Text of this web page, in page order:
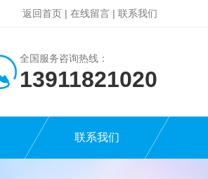
返回首页 | 在线留言 | 联系我们
全国服务咨询热线：
13911821020
联系我们